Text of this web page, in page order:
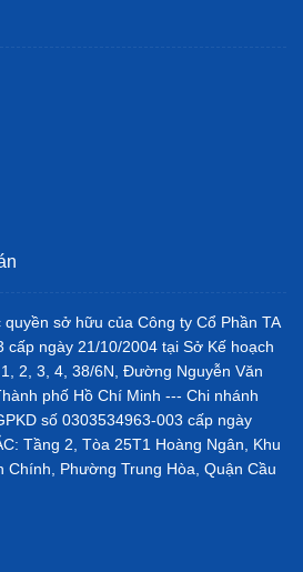
sở hữu của Công ty Cổ Phần TA
cấp ngày 21/10/2004 tại Sở Kế hoạch
2, 3, 4, 38/6N, Đường Nguyễn Văn
phố Hồ Chí Minh --- Chi nhánh
số 0303534963-003 cấp ngày
Tầng 2, Tòa 25T1 Hoàng Ngân, Khu
Chính, Phường Trung Hòa, Quận Cầu